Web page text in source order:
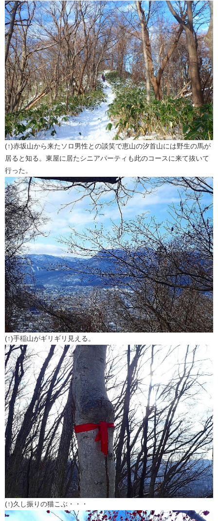
(↑)赤坂山から来たソロ男性との談笑で恵山の汐首山には野生の馬が
居ると知る。東屋に居たシニアパーティも此のコースに来て抜いて
行った。
(↑)手稲山がギリギリ見える。
(↑)久し振りの猫こぶ・・・